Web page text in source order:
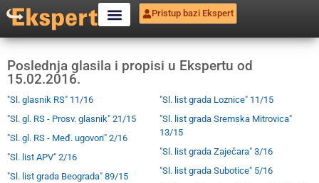
Pristup bazi Ekspert
Poslednja glasila i propisi u Ekspertu od
15.02.2016.
"Sl. glasnik RS" 11/16
"Sl. gl. RS - Prosv. glasnik" 21/15
"Sl. gl. RS - Međ. ugovori" 2/16
"Sl. list APV" 2/16
"Sl. list grada Beograda" 89/15
"Sl. list grada Loznice" 11/15
"Sl. list grada Sremska Mitrovica"
13/15
"Sl. list grada Zaječara" 3/16
"Sl. list grada Subotice" 5/16